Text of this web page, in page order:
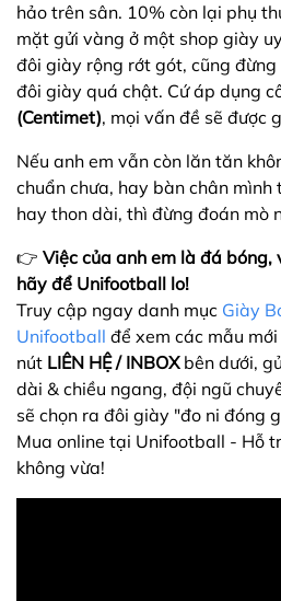
hảo trên sân. 10% còn lại phụ
mặt gửi vàng ở một shop giày
đôi giày rộng rớt gót, cũng
đôi giày quá chật. Cứ áp dụng
(Centimet), mọi vấn đề sẽ được
Nếu anh em vẫn còn lăn tăn
chuẩn chưa, hay bàn chân mình
hay thon dài, thì đừng đoán mò
👉 Việc của anh em là đá
hãy để Unifootball lo!
Truy cập ngay danh mục Giày
Unifootball để xem các mẫu
nút LIÊN HỆ / INBOXbên dưới,
dài & chiều ngang, đội ngũ
sẽ chọn ra đôi giày "đo ni đóng
Mua online tại Unifootball - Hỗ
không vừa!